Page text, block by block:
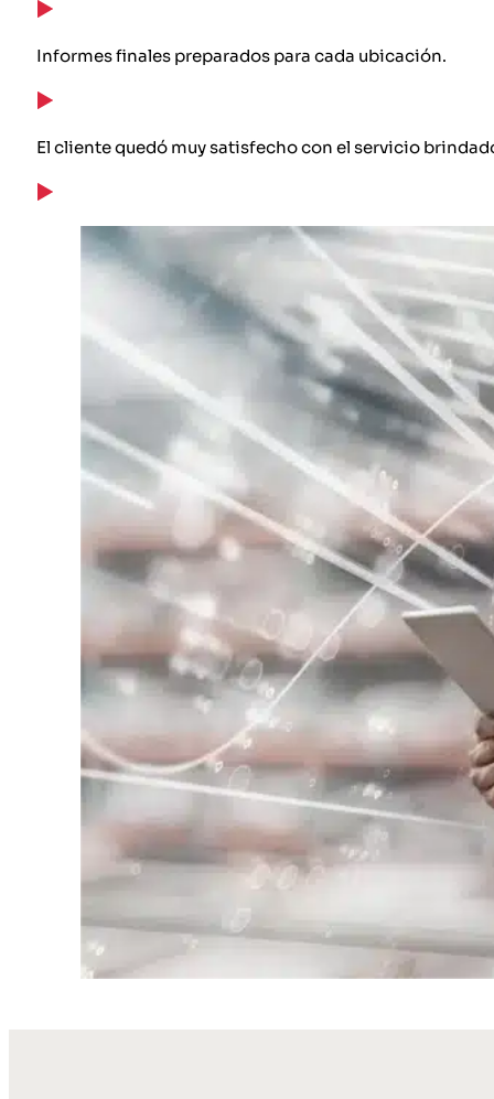
Informes finales preparados para cada ubicación.
El cliente quedó muy satisfecho con el servicio